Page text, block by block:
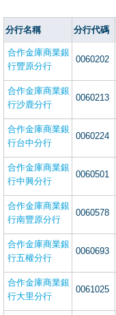
分行名稱 分行代碼
合作金庫商業銀
行豐原分行
0060202
合作金庫商業銀
行沙鹿分行
0060213
合作金庫商業銀
行台中分行
0060224
合作金庫商業銀
行中興分行
0060501
合作金庫商業銀
行南豐原分行
0060578
合作金庫商業銀
行五權分行
0060693
合作金庫商業銀
行大里分行
0061025